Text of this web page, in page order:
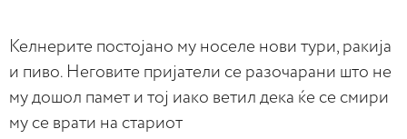
Келнерите постојано му носеле нови тури, ракија
и пиво. Неговите пријатели се разочарани што не
му дошол памет и тој иако ветил дека ќе се смири
му се врати на стариот